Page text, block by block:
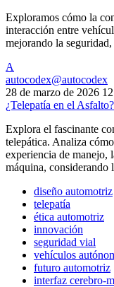
Exploramos cómo la
interacción entre
mejorando la
A
autocodex@autocodex
28 de marzo de 2026
¿Telepatía en el
Explora el fascinante
telepática. Analiza
experiencia de manejo,
máquina, considerando
diseño automotriz
telepatía
ética automotriz
innovación
seguridad vial
vehículos
futuro automotriz
interfaz cerebro-